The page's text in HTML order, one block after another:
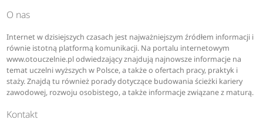
O nas
Internet w dzisiejszych czasach jest najważniejszym źródłem informacji i
równie istotną platformą komunikacji. Na portalu internetowym
www.otouczelnie.pl odwiedzający znajdują najnowsze informacje na
temat uczelni wyższych w Polsce, a także o ofertach pracy, praktyk i
staży. Znajdą tu również porady dotyczące budowania ścieżki kariery
zawodowej, rozwoju osobistego, a także informacje związane z maturą.
Kontakt